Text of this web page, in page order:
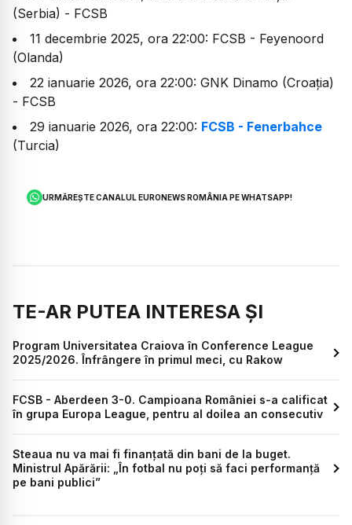
(Serbia) - FCSB
11 decembrie 2025, ora 22:00: FCSB - Feyenoord
(Olanda)
22 ianuarie 2026, ora 22:00: GNK Dinamo (Croația)
- FCSB
29 ianuarie 2026, ora 22:00: FCSB - Fenerbahce
(Turcia)
URMĂREȘTE CANALUL EURONEWS ROMÂNIA PE WHATSAPP!
TE-AR PUTEA INTERESA ȘI
Program Universitatea Craiova în Conference League
2025/2026. Înfrângere în primul meci, cu Rakow
FCSB - Aberdeen 3-0. Campioana României s-a calificat
în grupa Europa League, pentru al doilea an consecutiv
Steaua nu va mai fi finanțată din bani de la buget.
Ministrul Apărării: „În fotbal nu poți să faci performanță
pe bani publici”